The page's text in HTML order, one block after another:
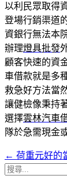
以利民眾取得
登場行銷渠道
資銀行無法本
辦理燈具批發
顧客快速的資
車借款就是多
救急好方法當
讓健檢像秉持
選擇雲林汽車
隊於急需現金
文
← 荷重元好的
搜